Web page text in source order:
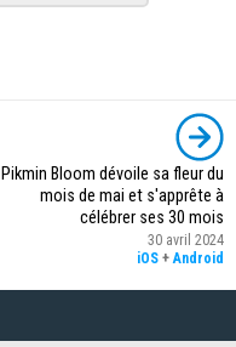
Pikmin Bloom dévoile sa fleur du
mois de mai et s'apprête à
célébrer ses 30 mois
30 avril 2024
iOS +Android